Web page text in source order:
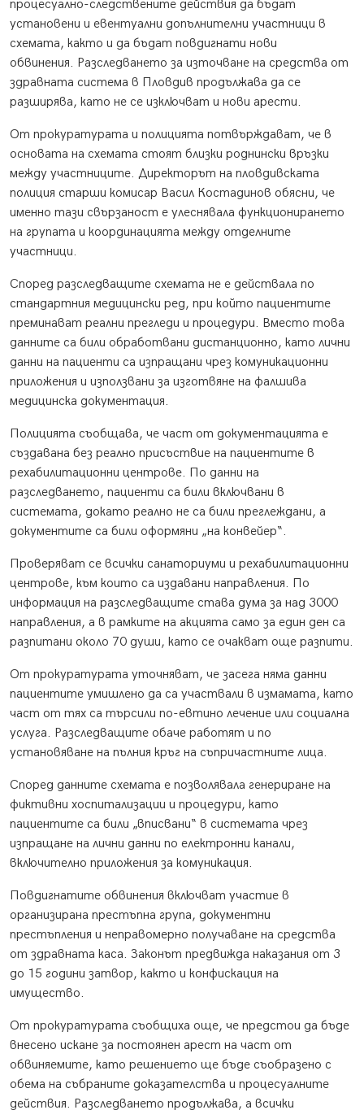
процесуално-следствените действия да бъдат
установени и евентуални допълнителни участници в
схемата, както и да бъдат повдигнати нови
обвинения. Разследването за източване на средства от
здравната система в Пловдив продължава да се
разширява, като не се изключват и нови арести.
От прокуратурата и полицията потвърждават, че в
основата на схемата стоят близки роднински връзки
между участниците. Директорът на пловдивската
полиция старши комисар Васил Костадинов обясни, че
именно тази свързаност е улеснявала функционирането
на групата и координацията между отделните
участници.
Според разследващите схемата не е действала по
стандартния медицински ред, при който пациентите
преминават реални прегледи и процедури. Вместо това
данните са били обработвани дистанционно, като лични
данни на пациенти са изпращани чрез комуникационни
приложения и използвани за изготвяне на фалшива
медицинска документация.
Полицията съобщава, че част от документацията е
създавана без реално присъствие на пациентите в
рехабилитационни центрове. По данни на
разследването, пациенти са били включвани в
системата, докато реално не са били преглеждани, а
документите са били оформяни „на конвейер“.
Проверяват се всички санаториуми и рехабилитационни
центрове, към които са издавани направления. По
информация на разследващите става дума за над 3000
направления, а в рамките на акцията само за един ден са
разпитани около 70 души, като се очакват още разпити.
От прокуратурата уточняват, че засега няма данни
пациентите умишлено да са участвали в измамата, като
част от тях са търсили по-евтино лечение или социална
услуга. Разследващите обаче работят и по
установяване на пълния кръг на съпричастните лица.
Според данните схемата е позволявала генериране на
фиктивни хоспитализации и процедури, като
пациентите са били „вписвани“ в системата чрез
изпращане на лични данни по електронни канали,
включително приложения за комуникация.
Повдигнатите обвинения включват участие в
организирана престъпна група, документни
престъпления и неправомерно получаване на средства
от здравната каса. Законът предвижда наказания от 3
до 15 години затвор, както и конфискация на
имущество.
От прокуратурата съобщиха още, че предстои да бъде
внесено искане за постоянен арест на част от
обвиняемите, като решението ще бъде съобразено с
обема на събраните доказателства и процесуалните
действия. Разследването продължава, а всички